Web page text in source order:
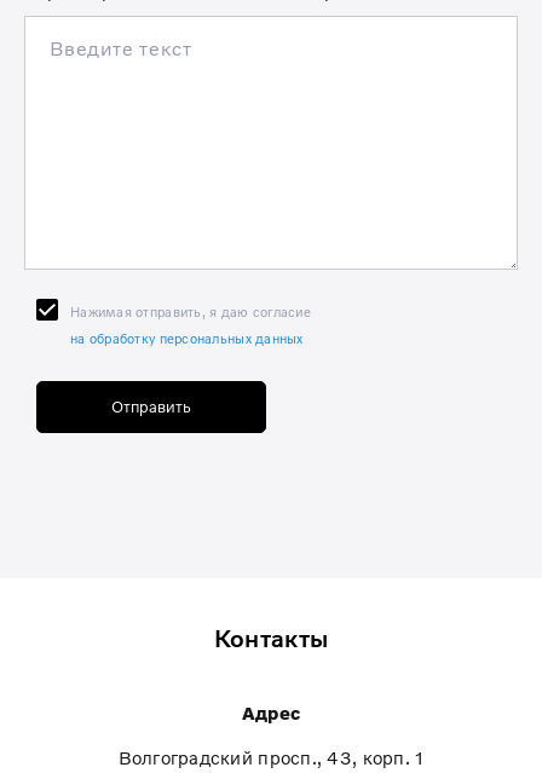
Нажимая отправить, я даю согласие
на обработку персональных данных
Отправить
Контакты
Адрес
Волгоградский просп., 43, корп. 1